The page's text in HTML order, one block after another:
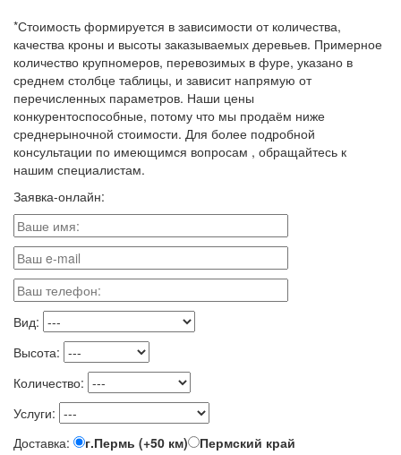
*Стоимость формируется в зависимости от количества,
качества кроны и высоты заказываемых деревьев. Примерное
количество крупномеров, перевозимых в фуре, указано в
среднем столбце таблицы, и зависит напрямую от
перечисленных параметров. Наши цены
конкурентоспособные, потому что мы продаём ниже
среднерыночной стоимости. Для более подробной
консультации по имеющимся вопросам , обращайтесь к
нашим специалистам.
Заявка-онлайн:
Вид:
Высота:
Количество:
Услуги:
Доставка:
г.Пермь (+50 км)
Пермский край